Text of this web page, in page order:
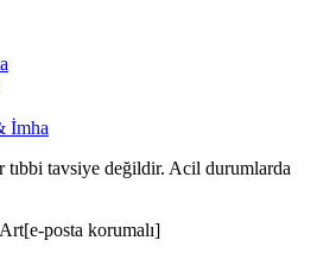
İmha
tıbbi tavsiye değildir. Acil durumlarda
[e-posta korumalı]